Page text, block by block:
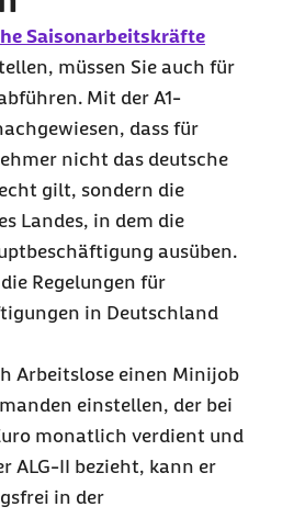
Saisonarbeitskräfte
müssen Sie auch für
Mit der A1-
dass für
nicht das deutsche
gilt, sondern die
Landes, in dem die
ausüben.
Regelungen für
in Deutschland
Arbeitslose einen Minijob
einstellen, der bei
monatlich verdient und
ALG-II bezieht, kann er
in der